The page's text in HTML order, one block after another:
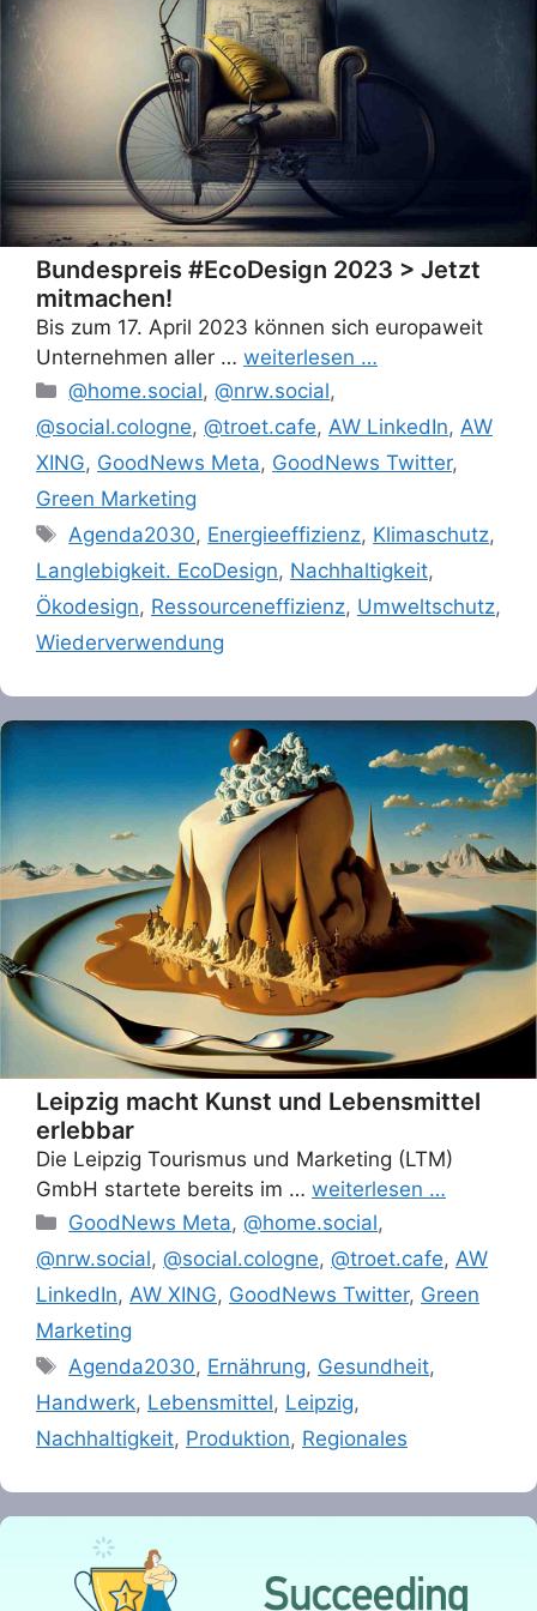
Bundespreis #EcoDesign 2023 > Jetzt
mitmachen!
Bis zum 17. April 2023 können sich europaweit
Unternehmen aller … weiterlesen …
Categories
@home.social,@nrw.social,
@social.cologne, @troet.cafe, AW LinkedIn, AW
XING, GoodNews Meta, GoodNews Twitter,
Green Marketing
Tags
Agenda2030, Energieeffizienz, Klimaschutz,
Langlebigkeit. EcoDesign, Nachhaltigkeit,
Ökodesign, Ressourceneffizienz, Umweltschutz,
Wiederverwendung
Leipzig macht Kunst und Lebensmittel
erlebbar
Die Leipzig Tourismus und Marketing (LTM)
GmbH startete bereits im … weiterlesen …
Categories
GoodNews Meta,@home.social,
@nrw.social, @social.cologne, @troet.cafe, AW
LinkedIn, AW XING, GoodNews Twitter, Green
Marketing
Tags
Agenda2030, Ernährung, Gesundheit,
Handwerk, Lebensmittel, Leipzig,
Nachhaltigkeit, Produktion, Regionales